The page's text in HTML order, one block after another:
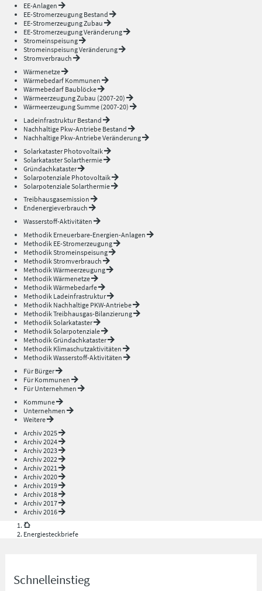
EE-Anlagen
EE-Stromerzeugung Bestand
EE-Stromerzeugung Zubau
EE-Stromerzeugung Veränderung
Stromeinspeisung
Stromeinspeisung Veränderung
Stromverbrauch
Wärmenetze
Wärmebedarf Kommunen
Wärmebedarf Baublöcke
Wärmeerzeugung Zubau (2007-20)
Wärmeerzeugung Summe (2007-20)
Ladeinfrastruktur Bestand
Nachhaltige Pkw-Antriebe Bestand
Nachhaltige Pkw-Antriebe Veränderung
Solarkataster Photovoltaik
Solarkataster Solarthermie
Gründachkataster
Solarpotenziale Photovoltaik
Solarpotenziale Solarthermie
Treibhausgasemission
Endenergieverbrauch
Wasserstoff-Aktivitäten
Methodik Erneuerbare-Energien-Anlagen
Methodik EE-Stromerzeugung
Methodik Stromeinspeisung
Methodik Stromverbrauch
Methodik Wärmeerzeugung
Methodik Wärmenetze
Methodik Wärmebedarfe
Methodik Ladeinfrastruktur
Methodik Nachhaltige PKW-Antriebe
Methodik Treibhausgas-Bilanzierung
Methodik Solarkataster
Methodik Solarpotenziale
Methodik Gründachkataster
Methodik Klimaschutzaktivitäten
Methodik Wasserstoff-Aktivitäten
Für Bürger
Für Kommunen
Für Unternehmen
Kommune
Unternehmen
Weitere
Archiv 2025
Archiv 2024
Archiv 2023
Archiv 2022
Archiv 2021
Archiv 2020
Archiv 2019
Archiv 2018
Archiv 2017
Archiv 2016
Energiesteckbriefe
Schnelleinstieg